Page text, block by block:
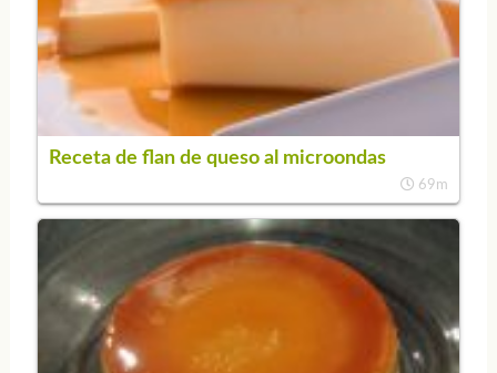
Receta de flan de queso al microondas
69m